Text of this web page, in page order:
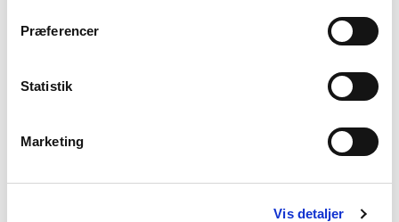
Præferencer
Statistik
Marketing
Vis detaljer